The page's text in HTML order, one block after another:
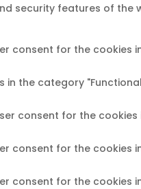
security features of the
consent for the cookies
in the category
consent for the
consent for the cookies
consent for the cookies